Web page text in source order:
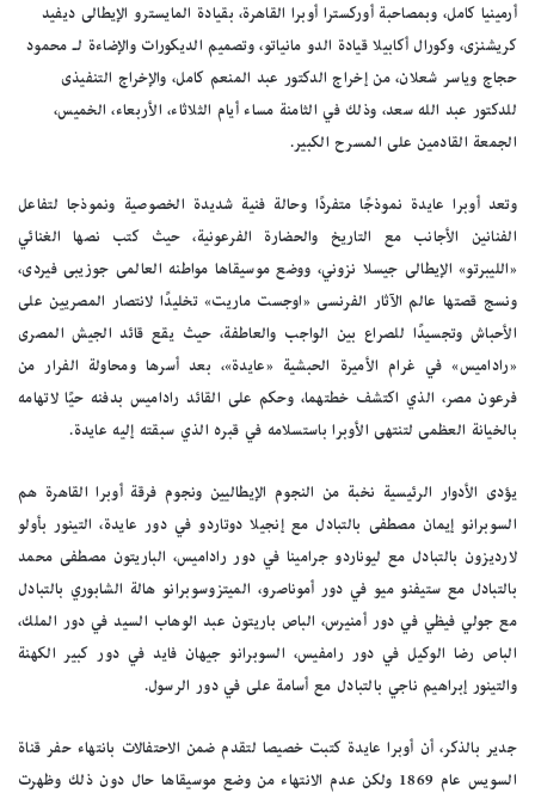
أرمينيا كامل، وبمصاحبة أوركسترا أوبرا القاهرة، بقيادة المايسترو الإيطالى ديفيد
كريشنزى، وكورال أكابيلا قيادة الدو مانياتو، وتصميم الديكورات والإضاءة لـ محمود
حجاج وياسر شعلان، من إخراج الدكتور عبد المنعم كامل، والإخراج التنفيذى
للدكتور عبد الله سعد، وذلك في الثامنة مساء أيام الثلاثاء، الأربعاء، الخميس،
الجمعة القادمين على المسرح الكبير.
وتعد أوبرا عايدة نموذجًا متفردًا وحالة فنية شديدة الخصوصية ونموذجا لتفاعل
الفنانين الأجانب مع التاريخ والحضارة الفرعونية، حيث كتب نصها الغنائي
«الليبرتو» الإيطالى جيسلا نزوني، ووضع موسيقاها مواطنه العالمى جوزيبى فيردى،
ونسج قصتها عالم الآثار الفرنسى «اوجست ماريت» تخليدًا لانتصار المصريين على
الأحباش وتجسيدًا للصراع بين الواجب والعاطفة، حيث يقع قائد الجيش المصرى
«راداميس» في غرام الأميرة الحبشية «عايدة»، بعد أسرها ومحاولة الفرار من
فرعون مصر، الذي اكتشف خطتهما، وحكم على القائد راداميس بدفنه حيًا لاتهامه
بالخيانة العظمى لتنتهى الأوبرا باستسلامه في قبره الذي سبقته إليه عايدة.
يؤدى الأدوار الرئيسية نخبة من النجوم الإيطاليين ونجوم فرقة أوبرا القاهرة هم
السوبرانو إيمان مصطفى بالتبادل مع إنجيلا دوتاردو في دور عايدة، التينور بأولو
لارديزون بالتبادل مع ليوناردو جرامينا في دور راداميس، الباريتون مصطفى محمد
بالتبادل مع ستيفنو ميو في دور أموناصرو، الميتزوسوبرانو هالة الشابوري بالتبادل
مع جولي فيظي في دور أمنيرس، الباص باريتون عبد الوهاب السيد في دور الملك،
الباص رضا الوكيل في دور رامفيس، السوبرانو جيهان فايد في دور كبير الكهنة
والتينور إبراهيم ناجي بالتبادل مع أسامة على في دور الرسول.
جدير بالذكر، أن أوبرا عايدة كتبت خصيصا لتقدم ضمن الاحتفالات بانتهاء حفر قناة
السويس عام 1869 ولكن عدم الانتهاء من وضع موسيقاها حال دون ذلك وظهرت